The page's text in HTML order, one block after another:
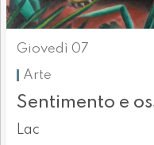
Giovedì 07
Arte
Sentimento e
Lac